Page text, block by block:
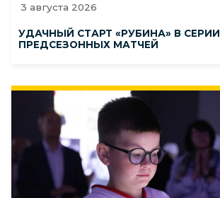
3 августа 2026
УДАЧНЫЙ СТАРТ «РУБИНА» В СЕРИИ
ПРЕДСЕЗОННЫХ МАТЧЕЙ